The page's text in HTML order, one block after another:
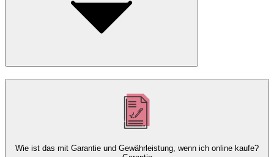
Wie ist das mit Garantie und Gewährleistung, wenn ich online kaufe?